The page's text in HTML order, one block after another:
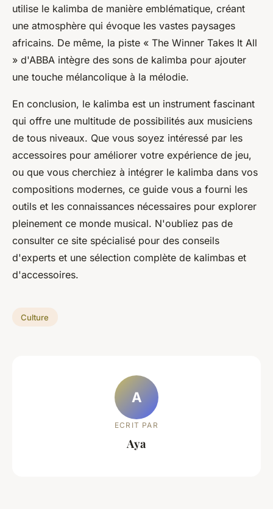
utilise le kalimba de manière emblématique, créant
une atmosphère qui évoque les vastes paysages
africains. De même, la piste « The Winner Takes It All
» d'ABBA intègre des sons de kalimba pour ajouter
une touche mélancolique à la mélodie.
En conclusion, le kalimba est un instrument fascinant
qui offre une multitude de possibilités aux musiciens
de tous niveaux. Que vous soyez intéressé par les
accessoires pour améliorer votre expérience de jeu,
ou que vous cherchiez à intégrer le kalimba dans vos
compositions modernes, ce guide vous a fourni les
outils et les connaissances nécessaires pour explorer
pleinement ce monde musical. N'oubliez pas de
consulter ce site spécialisé pour des conseils
d'experts et une sélection complète de kalimbas et
d'accessoires.
Culture
A
ECRIT PAR
Aya